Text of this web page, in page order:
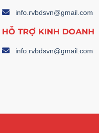
info.rvbdsvn@gmail.com
HỖ TRỢ KINH DOANH
info.rvbdsvn@gmail.com